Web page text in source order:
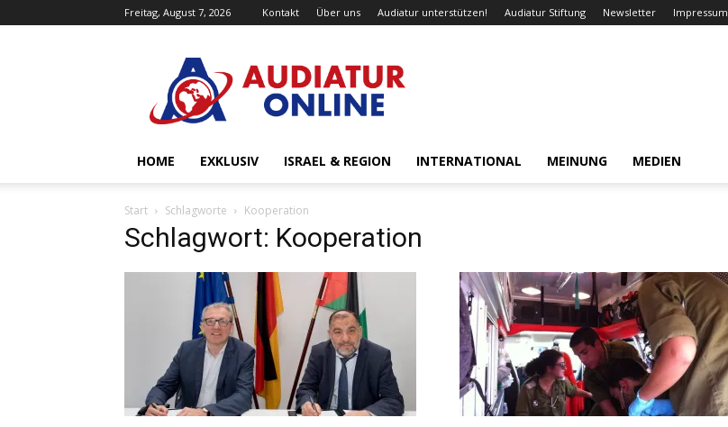
Freitag, August 7, 2026 Kontakt Über uns Audiatur unterstützen! Audiatur Stiftung Newsletter Impressum
Online
HOME EXKLUSIV ISRAEL & REGION INTERNATIONAL MEINUNG MEDIEN
Start Schlagworte Kooperation
Schlagwort: Kooperation